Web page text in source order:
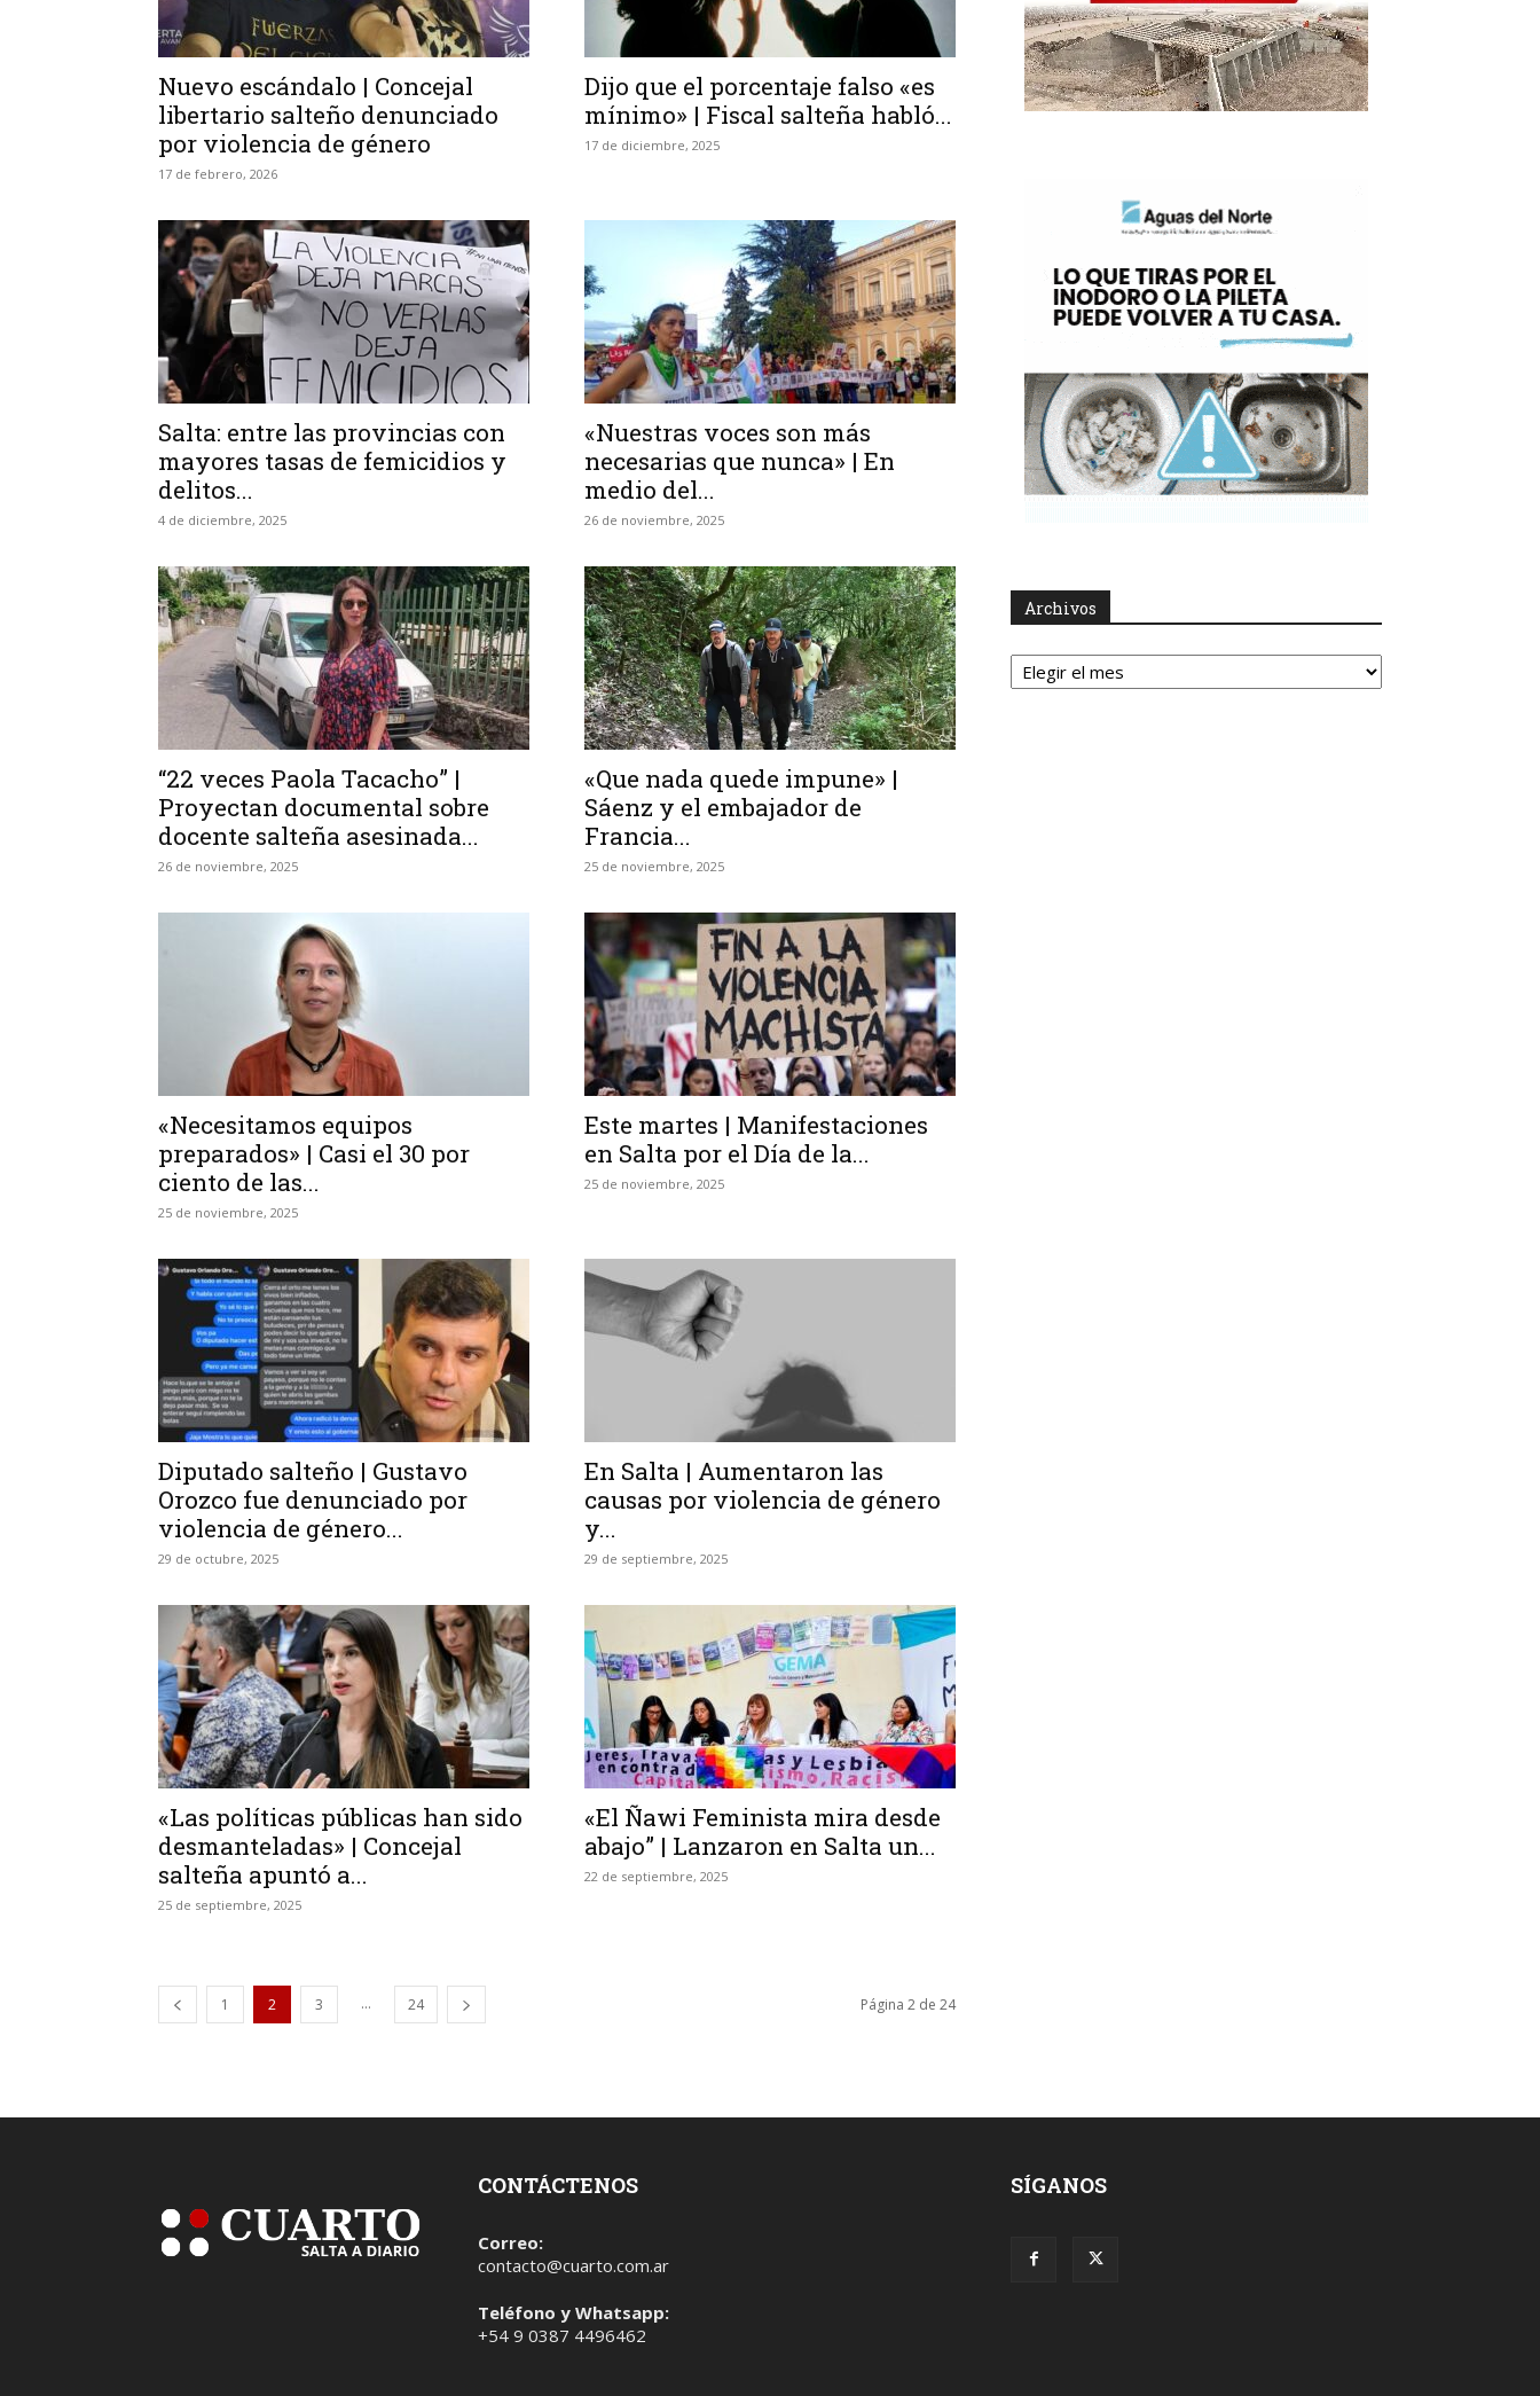
Nuevo escándalo | Concejal
libertario salteño denunciado
por violencia de género
17 de febrero, 2026
Dijo que el porcentaje falso «es
mínimo» | Fiscal salteña habló...
17 de diciembre, 2025
Salta: entre las provincias con
mayores tasas de femicidios y
delitos...
4 de diciembre, 2025
«Nuestras voces son más
necesarias que nunca» | En
medio del...
26 de noviembre, 2025
“22 veces Paola Tacacho” |
Proyectan documental sobre
docente salteña asesinada...
26 de noviembre, 2025
«Que nada quede impune» |
Sáenz y el embajador de
Francia...
25 de noviembre, 2025
«Necesitamos equipos
preparados» | Casi el 30 por
ciento de las...
25 de noviembre, 2025
Este martes | Manifestaciones
en Salta por el Día de la...
25 de noviembre, 2025
Diputado salteño | Gustavo
Orozco fue denunciado por
violencia de género...
29 de octubre, 2025
En Salta | Aumentaron las
causas por violencia de género
y...
29 de septiembre, 2025
«Las políticas públicas han sido
desmanteladas» | Concejal
salteña apuntó a...
25 de septiembre, 2025
«El Ñawi Feminista mira desde
abajo” | Lanzaron en Salta un...
22 de septiembre, 2025
1 2 3 ... 24 Página 2 de 24
Archivos
Archivos
CONTÁCTENOS
Correo:
contacto@cuarto.com.ar
Teléfono y Whatsapp:
+54 9 0387 4496462
SÍGANOS